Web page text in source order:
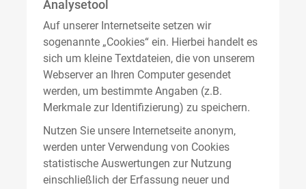
Analysetool
Auf unserer Internetseite setzen wir
sogenannte „Cookies“ ein. Hierbei handelt es
sich um kleine Textdateien, die von unserem
Webserver an Ihren Computer gesendet
werden, um bestimmte Angaben (z.B.
Merkmale zur Identifizierung) zu speichern.
Nutzen Sie unsere Internetseite anonym,
werden unter Verwendung von Cookies
statistische Auswertungen zur Nutzung
einschließlich der Erfassung neuer und